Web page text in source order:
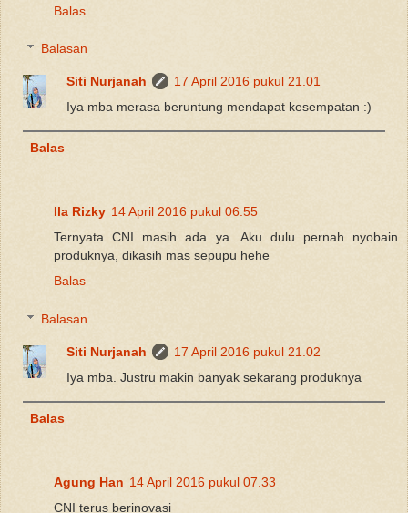
Balas
Balasan
Siti Nurjanah
17 April 2016 pukul 21.01
Iya mba merasa beruntung mendapat kesempatan :)
Balas
Ila Rizky 14 April 2016 pukul 06.55
Ternyata CNI masih ada ya. Aku dulu pernah nyobain
produknya, dikasih mas sepupu hehe
Balas
Balasan
Siti Nurjanah
17 April 2016 pukul 21.02
Iya mba. Justru makin banyak sekarang produknya
Balas
Agung Han 14 April 2016 pukul 07.33
CNI terus berinovasi